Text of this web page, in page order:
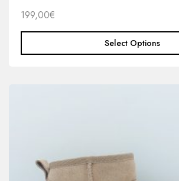
199,00€
Select Options